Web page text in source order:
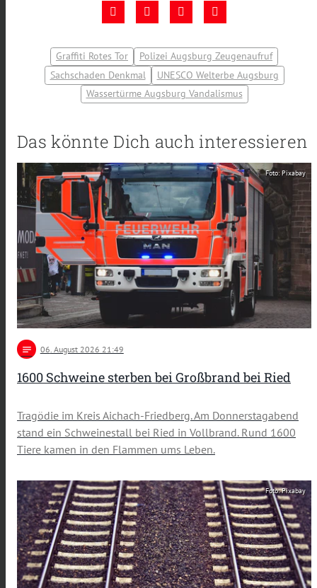
Graffiti Rotes Tor
Polizei Augsburg Zeugenaufruf
Sachschaden Denkmal
UNESCO Welterbe Augsburg
Wassertürme Augsburg Vandalismus
Das könnte Dich auch interessieren
Foto: Pixabay
notes 06 . August 2026 21:49
1600 Schweine sterben bei Großbrand bei Ried
Tragödie im Kreis Aichach-Friedberg. Am Donnerstagabend
stand ein Schweinestall bei Ried in Vollbrand. Rund 1600
Tiere kamen in den Flammen ums Leben.
Foto: Pixabay